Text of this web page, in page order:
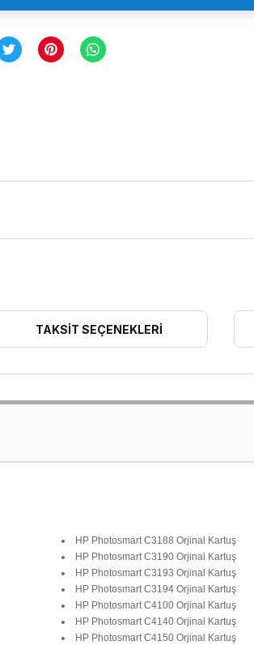
TAKSIT SEÇENEKLERI
HP Photosmart C3188 Orjinal Kartuş
HP Photosmart C3190 Orjinal Kartuş
HP Photosmart C3193 Orjinal Kartuş
HP Photosmart C3194 Orjinal Kartuş
HP Photosmart C4100 Orjinal Kartuş
HP Photosmart C4140 Orjinal Kartuş
HP Photosmart C4150 Orjinal Kartuş